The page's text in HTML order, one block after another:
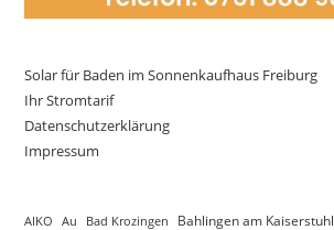
Solar für Baden im Sonnenkaufhaus Freiburg
Ihr Stromtarif
Datenschutzerklärung
Impressum
AIKO Au Bad Krozingen Bahlingen am Kaiserstuhl